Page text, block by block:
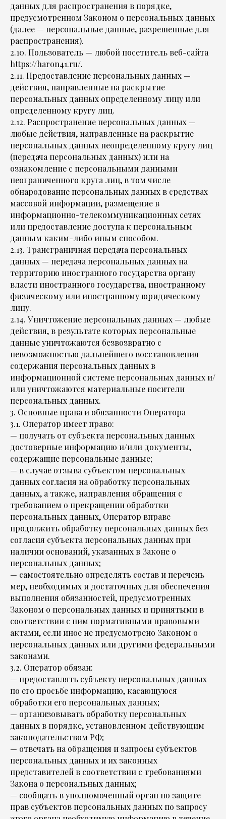
данных для распространения в порядке,
предусмотренном Законом о персональных данных
(далее — персональные данные, разрешенные для
распространения).
2.10. Пользователь — любой посетитель веб-сайта
https://haron41.ru/.
2.11. Предоставление персональных данных —
действия, направленные на раскрытие
персональных данных определенному лицу или
определенному кругу лиц.
2.12. Распространение персональных данных —
любые действия, направленные на раскрытие
персональных данных неопределенному кругу лиц
(передача персональных данных) или на
ознакомление с персональными данными
неограниченного круга лиц, в том числе
обнародование персональных данных в средствах
массовой информации, размещение в
информационно-телекоммуникационных сетях
или предоставление доступа к персональным
данным каким-либо иным способом.
2.13. Трансграничная передача персональных
данных — передача персональных данных на
территорию иностранного государства органу
власти иностранного государства, иностранному
физическому или иностранному юридическому
лицу.
2.14. Уничтожение персональных данных — любые
действия, в результате которых персональные
данные уничтожаются безвозвратно с
невозможностью дальнейшего восстановления
содержания персональных данных в
информационной системе персональных данных и/
или уничтожаются материальные носители
персональных данных.
3. Основные права и обязанности Оператора
3.1. Оператор имеет право:
— получать от субъекта персональных данных
достоверные информацию и/или документы,
содержащие персональные данные;
— в случае отзыва субъектом персональных
данных согласия на обработку персональных
данных, а также, направления обращения с
требованием о прекращении обработки
персональных данных, Оператор вправе
продолжить обработку персональных данных без
согласия субъекта персональных данных при
наличии оснований, указанных в Законе о
персональных данных;
— самостоятельно определять состав и перечень
мер, необходимых и достаточных для обеспечения
выполнения обязанностей, предусмотренных
Законом о персональных данных и принятыми в
соответствии с ним нормативными правовыми
актами, если иное не предусмотрено Законом о
персональных данных или другими федеральными
законами.
3.2. Оператор обязан:
— предоставлять субъекту персональных данных
по его просьбе информацию, касающуюся
обработки его персональных данных;
— организовывать обработку персональных
данных в порядке, установленном действующим
законодательством РФ;
— отвечать на обращения и запросы субъектов
персональных данных и их законных
представителей в соответствии с требованиями
Закона о персональных данных;
— сообщать в уполномоченный орган по защите
прав субъектов персональных данных по запросу